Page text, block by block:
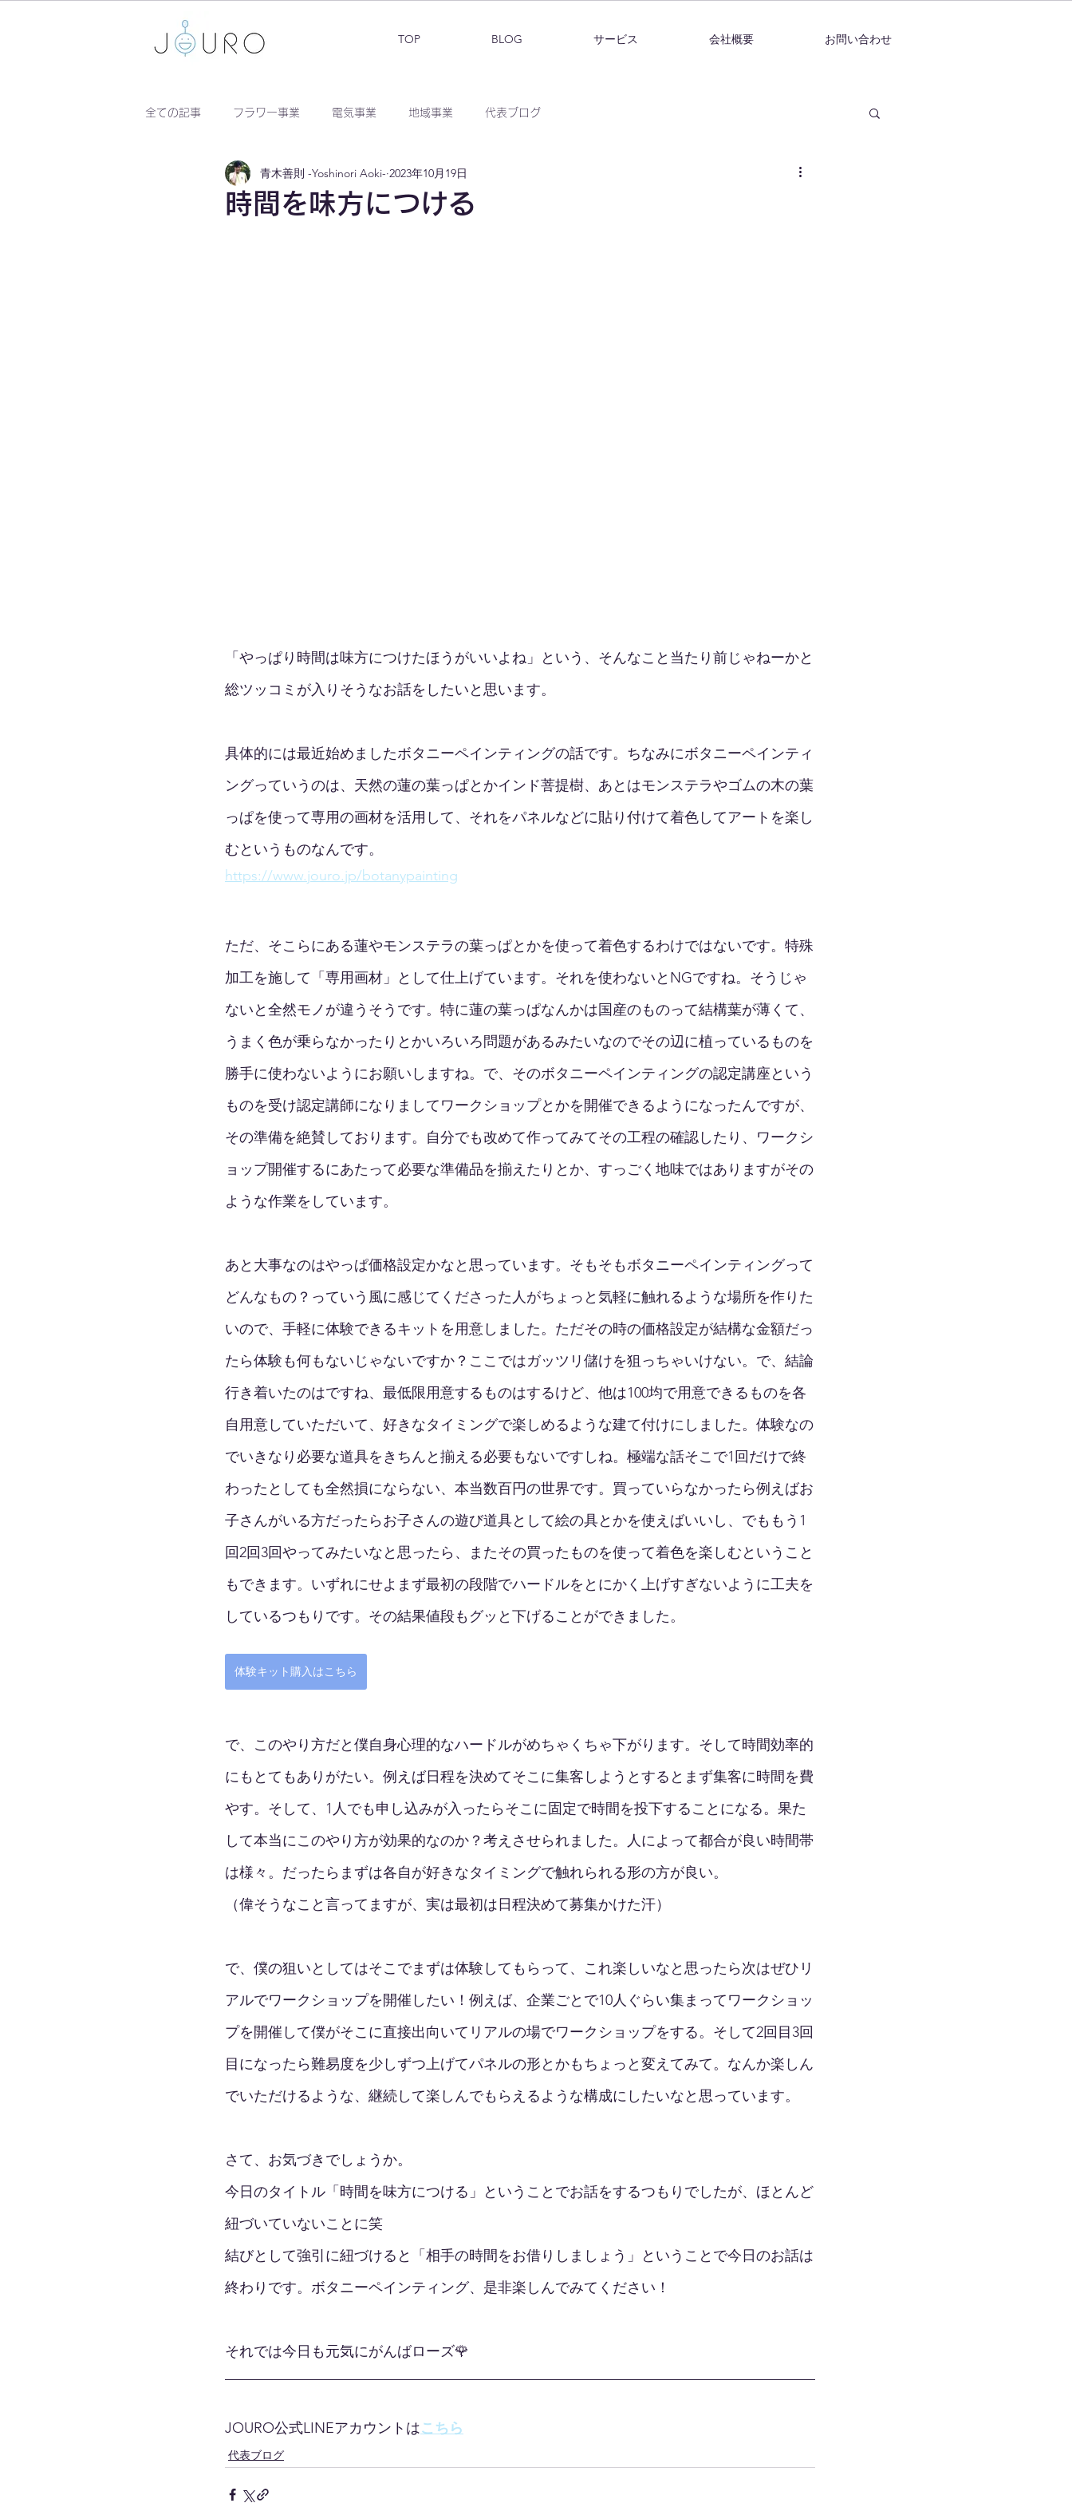
TOP BLOG サービス 会社概要 お問い合わせ
全ての記事 フラワー事業 電気事業 地域事業 代表ブログ
時間を味方につける
青木善則 -Yoshinori Aoki- 2023年10月19日
「やっぱり時間は味方につけたほうがいいよね」という、そんなこと当たり前じゃねーかと
総ツッコミが入りそうなお話をしたいと思います。
具体的には最近始めましたボタニーペインティングの話です。ちなみにボタニーペインティ
ングっていうのは、天然の蓮の葉っぱとかインド菩提樹、あとはモンステラやゴムの木の葉
っぱを使って専用の画材を活用して、それをパネルなどに貼り付けて着色してアートを楽し
むというものなんです。
https://www.jouro.jp/botanypainting
ただ、そこらにある蓮やモンステラの葉っぱとかを使って着色するわけではないです。特殊
加工を施して「専用画材」として仕上げています。それを使わないとNGですね。そうじゃ
ないと全然モノが違うそうです。特に蓮の葉っぱなんかは国産のものって結構葉が薄くて、
うまく色が乗らなかったりとかいろいろ問題があるみたいなのでその辺に植っているものを
勝手に使わないようにお願いしますね。で、そのボタニーペインティングの認定講座という
ものを受け認定講師になりましてワークショップとかを開催できるようになったんですが、
その準備を絶賛しております。自分でも改めて作ってみてその工程の確認したり、ワークシ
ョップ開催するにあたって必要な準備品を揃えたりとか、すっごく地味ではありますがその
ような作業をしています。
あと大事なのはやっぱ価格設定かなと思っています。そもそもボタニーペインティングって
どんなもの？っていう風に感じてくださった人がちょっと気軽に触れるような場所を作りた
いので、手軽に体験できるキットを用意しました。ただその時の価格設定が結構な金額だっ
たら体験も何もないじゃないですか？ここではガッツリ儲けを狙っちゃいけない。で、結論
行き着いたのはですね、最低限用意するものはするけど、他は100均で用意できるものを各
自用意していただいて、好きなタイミングで楽しめるような建て付けにしました。体験なの
でいきなり必要な道具をきちんと揃える必要もないですしね。極端な話そこで1回だけで終
わったとしても全然損にならない、本当数百円の世界です。買っていらなかったら例えばお
子さんがいる方だったらお子さんの遊び道具として絵の具とかを使えばいいし、でももう1
回2回3回やってみたいなと思ったら、またその買ったものを使って着色を楽しむということ
もできます。いずれにせよまず最初の段階でハードルをとにかく上げすぎないように工夫を
しているつもりです。その結果値段もグッと下げることができました。
体験キット購入はこちら
で、このやり方だと僕自身心理的なハードルがめちゃくちゃ下がります。そして時間効率的
にもとてもありがたい。例えば日程を決めてそこに集客しようとするとまず集客に時間を費
やす。そして、1人でも申し込みが入ったらそこに固定で時間を投下することになる。果た
して本当にこのやり方が効果的なのか？考えさせられました。人によって都合が良い時間帯
は様々。だったらまずは各自が好きなタイミングで触れられる形の方が良い。
（偉そうなこと言ってますが、実は最初は日程決めて募集かけた汗）
で、僕の狙いとしてはそこでまずは体験してもらって、これ楽しいなと思ったら次はぜひリ
アルでワークショップを開催したい！例えば、企業ごとで10人ぐらい集まってワークショッ
プを開催して僕がそこに直接出向いてリアルの場でワークショップをする。そして2回目3回
目になったら難易度を少しずつ上げてパネルの形とかもちょっと変えてみて。なんか楽しん
でいただけるような、継続して楽しんでもらえるような構成にしたいなと思っています。
さて、お気づきでしょうか。
今日のタイトル「時間を味方につける」ということでお話をするつもりでしたが、ほとんど
紐づいていないことに笑
結びとして強引に紐づけると「相手の時間をお借りしましょう」ということで今日のお話は
終わりです。ボタニーペインティング、是非楽しんでみてください！
それでは今日も元気にがんばローズ🌹
JOURO公式LINEアカウントはこちら
代表ブログ